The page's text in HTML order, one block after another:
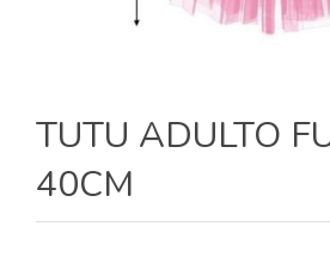
TUTU ADULTO
40CM